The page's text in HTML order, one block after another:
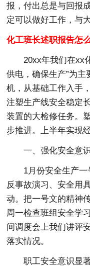
报，付出总是与回报
定可以做好工作，与
化工班长述职报告怎
20xx年我们在xx化
供电，确保生产”为主
机，从基础工作入手
注塑生产线安全稳定
装置的大检修任务。
步推进。上半年实现
一、强化安全意
1月份安全生产一
反事故演习、安全用
动。把一号文的精神
周一检查班组安全学
间调度会上我们讲评
落实情况。
职工安全意识显著